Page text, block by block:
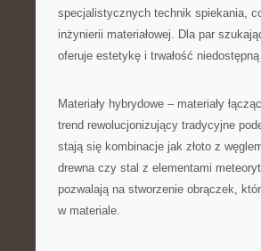
specjalistycznych technik spiekania,
inżynierii materiałowej. Dla par
oferuje estetykę i trwałość
Materiały hybrydowe – materiały
trend rewolucjonizujący tradycyjne
stają się kombinacje jak złoto z
drewna czy stal z elementami
pozwalają na stworzenie obrączek,
w materiale.